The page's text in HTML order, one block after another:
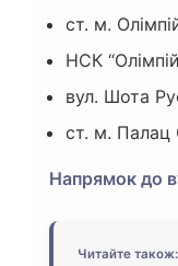
ст. м.
НСК
вул. Шота
ст. м. Палац
Напрямок до
Читайте також: